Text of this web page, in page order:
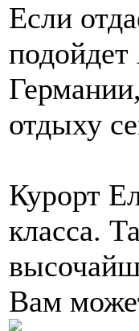
Если
подойдет
отдыху
Курорт
класса.
Вам